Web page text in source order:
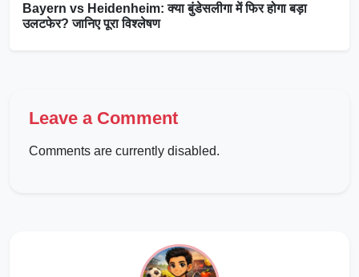
Bayern vs Heidenheim: क्या बुंडेसलीगा में फिर होगा बड़ा
उलटफेर? जानिए पूरा विश्लेषण
Leave a Comment
Comments are currently disabled.